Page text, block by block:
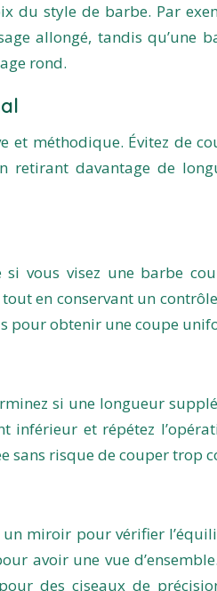
du style de barbe. Par
allongé, tandis qu’une
rond.
et méthodique. Évitez de
retirant davantage de
vous visez une barbe
en conservant un
pour obtenir une coupe
si une longueur
inférieur et répétez
sans risque de couper trop
miroir pour vérifier
avoir une vue
des ciseaux de